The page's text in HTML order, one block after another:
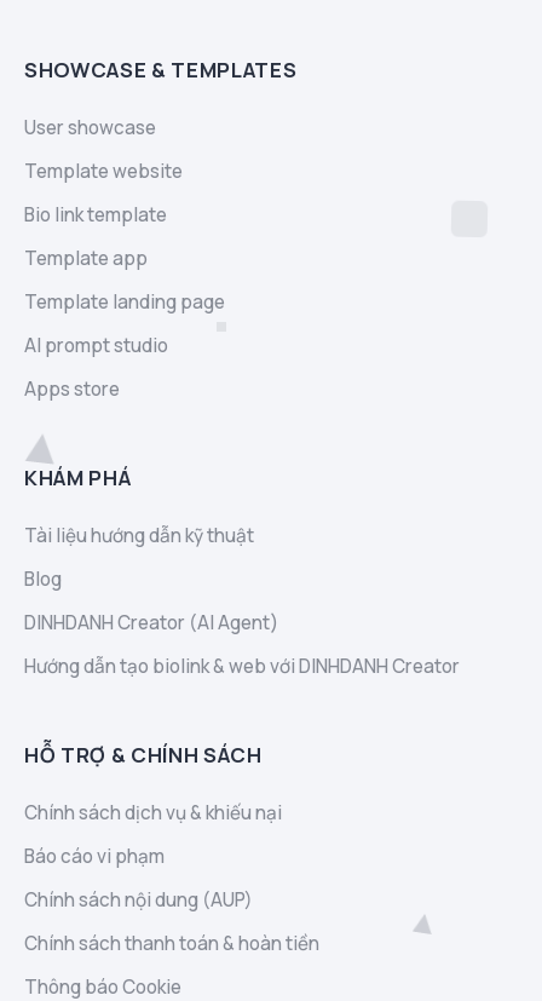
SHOWCASE & TEMPLATES
User showcase
Template website
Bio link template
Template app
Template landing page
AI prompt studio
Apps store
KHÁM PHÁ
Tài liệu hướng dẫn kỹ thuật
Blog
DINHDANH Creator (AI Agent)
Hướng dẫn tạo biolink & web với DINHDANH Creator
HỖ TRỢ & CHÍNH SÁCH
Chính sách dịch vụ & khiếu nại
Báo cáo vi phạm
Chính sách nội dung (AUP)
Chính sách thanh toán & hoàn tiền
Thông báo Cookie